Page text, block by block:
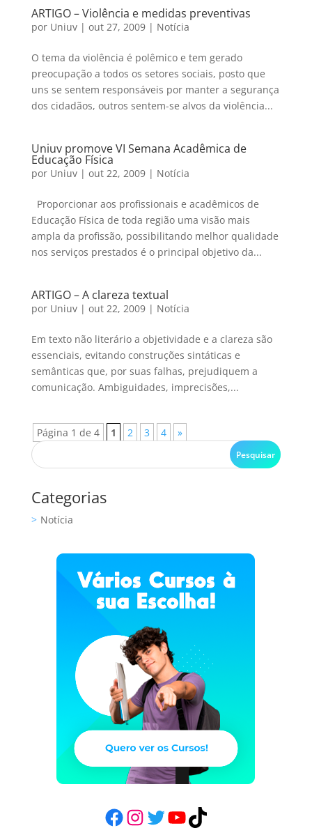
ARTIGO – Violência e medidas preventivas
por Uniuv| out 27, 2009| Notícia
O tema da violência é polêmico e tem gerado
preocupação a todos os setores sociais, posto que
uns se sentem responsáveis por manter a segurança
dos cidadãos, outros sentem-se alvos da violência...
Uniuv promove VI Semana Acadêmica de
Educação Física
por Uniuv| out 22, 2009| Notícia
Proporcionar aos profissionais e acadêmicos de
Educação Física de toda região uma visão mais
ampla da profissão, possibilitando melhor qualidade
nos serviços prestados é o principal objetivo da...
ARTIGO – A clareza textual
por Uniuv| out 22, 2009| Notícia
Em texto não literário a objetividade e a clareza são
essenciais, evitando construções sintáticas e
semânticas que, por suas falhas, prejudiquem a
comunicação. Ambiguidades, imprecisões,...
Página 1 de 4 1 2 3 4 »
Categorias
Notícia
Facebook
Instagram
Twitter
YouTube
TikTok